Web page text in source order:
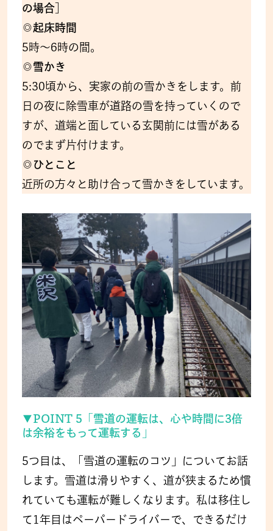
の場合］
◎起床時間
5時〜6時の間。
◎雪かき
5:30頃から、実家の前の雪かきをします。前
日の夜に除雪車が道路の雪を持っていくので
すが、道端と面している玄関前には雪がある
のでまず片付けます。
◎ひとこと
近所の方々と助け合って雪かきをしています。
▼POINT 5「雪道の運転は、心や時間に3倍
は余裕をもって運転する」
5つ目は、「雪道の運転のコツ」についてお話
します。雪道は滑りやすく、道が狭まるため慣
れていても運転が難しくなります。私は移住し
て1年目はペーパードライバーで、できるだけ